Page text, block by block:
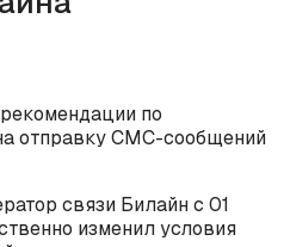
по
отправку СМС-сообщений
связи Билайн с 01
изменил условия